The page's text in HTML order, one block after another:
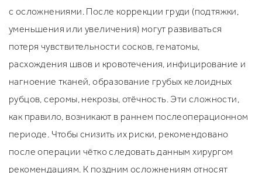
с осложнениями. После коррекции груди (подтяжки,
уменьшения или увеличения) могут развиваться
потеря чувствительности сосков, гематомы,
расхождения швов и кровотечения, инфицирование и
нагноение тканей, образование грубых келоидных
рубцов, серомы, некрозы, отёчность. Эти сложности,
как правило, возникают в раннем послеоперационном
периоде. Чтобы снизить их риски, рекомендовано
после операции чётко следовать данным хирургом
рекомендациям. К поздним осложнениям относят